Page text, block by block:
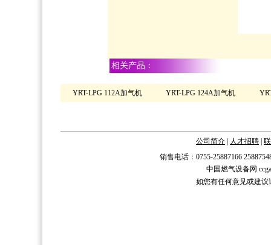
相关产品：
YRT-LPG 112A加气机 YRT-LPG 124A加气机
公司简介 人才招聘
销售电话：0755-25887166
中国燃气设备网
如您有任何意见或建议